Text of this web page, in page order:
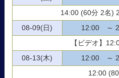
14:00 (60分 2名
08-09(日)
12:00 ～
【ビデオ】
08-13(木)
12:00 ～
12:00